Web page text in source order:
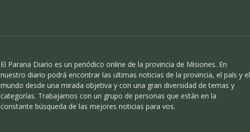
El Parana Diario es un periódico online de la provincia de Misiones. En
nuestro diario podrá encontrar las ultimas noticias de la provincia, el país y el
mundo desde una mirada objetiva y con una gran diversidad de temas y
categorías. Trabajamos con un grupo de personas que están en la
constante búsqueda de las mejores noticias para vos.